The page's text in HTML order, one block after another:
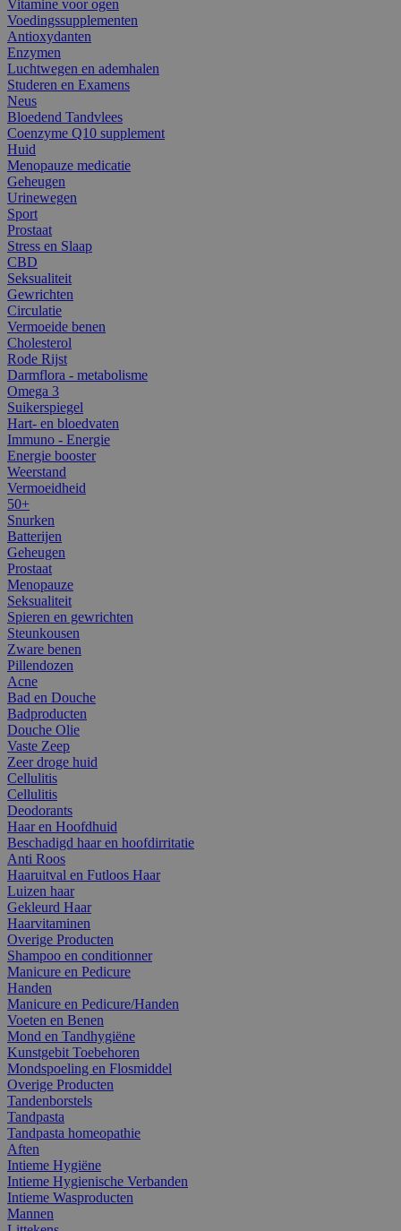
Vitamine voor ogen
Voedingssupplementen
Antioxydanten
Enzymen
Luchtwegen en ademhalen
Studeren en Examens
Neus
Bloedend Tandvlees
Coenzyme Q10 supplement
Huid
Menopauze medicatie
Geheugen
Urinewegen
Sport
Prostaat
Stress en Slaap
CBD
Seksualiteit
Gewrichten
Circulatie
Vermoeide benen
Cholesterol
Rode Rijst
Darmflora - metabolisme
Omega 3
Suikerspiegel
Hart- en bloedvaten
Immuno - Energie
Energie booster
Weerstand
Vermoeidheid
50+
Snurken
Batterijen
Geheugen
Prostaat
Menopauze
Seksualiteit
Spieren en gewrichten
Steunkousen
Zware benen
Pillendozen
Acne
Bad en Douche
Badproducten
Douche Olie
Vaste Zeep
Zeer droge huid
Cellulitis
Cellulitis
Deodorants
Haar en Hoofdhuid
Beschadigd haar en hoofdirritatie
Anti Roos
Haaruitval en Futloos Haar
Luizen haar
Gekleurd Haar
Haarvitaminen
Overige Producten
Shampoo en conditionner
Manicure en Pedicure
Handen
Manicure en Pedicure/Handen
Voeten en Benen
Mond en Tandhygiëne
Kunstgebit Toebehoren
Mondspoeling en Flosmiddel
Overige Producten
Tandenborstels
Tandpasta
Tandpasta homeopathie
Aften
Intieme Hygiëne
Intieme Hygienische Verbanden
Intieme Wasproducten
Mannen